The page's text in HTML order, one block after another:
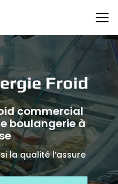
commercial
boulangerie à
la qualité l’assure